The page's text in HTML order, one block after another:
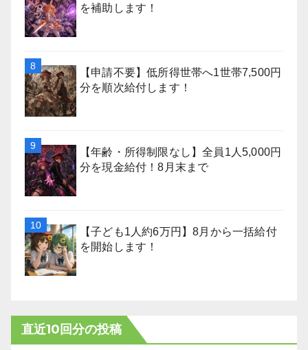
を補助します！
【申請不要】低所得世帯へ1世帯7,500円
分を順次給付します！
【年齢・所得制限なし】全員1人5,000円
分を現金給付！8月末まで
【子ども1人約6万円】8月から一括給付
を開始します！
直近10回分の投稿